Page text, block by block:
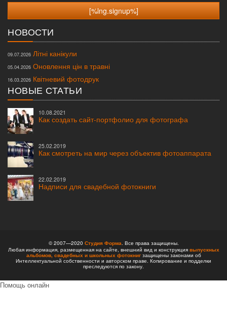
НОВОСТИ
09.07.2026 Літні канікули
05.04.2026 Оновлення цін в травні
16.03.2026 Квітневий фотодрук
НОВЫЕ СТАТЬИ
10.08.2021
Как создать сайт-портфолио для фотографа
25.02.2019
Как смотреть на мир через объектив фотоаппарата
22.02.2019
Надписи для свадебной фотокниги
© 2007—2020 Студия Форма. Все права защищены.
Любая информация, размещенная на сайте, внешний вид и конструкция выпускных
альбомов, свадебных и школьных фотокнигзащищены законами об
Интеллектуальной собственности и авторском праве. Копирование и подделки
преследуются по закону.
Помощь онлайн